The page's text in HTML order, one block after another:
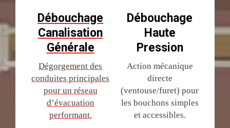
Débouchage
Canalisation
Générale
Dégorgement des
conduites principales
pour un réseau
d’évacuation
performant.
Débouchage
Haute
Pression
Action mécanique
directe
(ventouse/furet) pour
les bouchons simples
et accessibles.